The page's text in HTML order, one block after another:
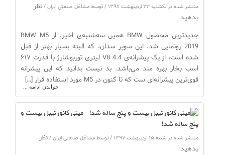
منتشر شده در یکشنبه ۲۳ اردیبهشت ۱۳۹۷ / توسط مشاغل صنعتی ایران /
نظر
بدهید
جدیدترین محصول BMW همین سه‌شنبه‌ی اخیر، از BMW M5
2019 رونمایی شد. این سوپر سدان، که البته بسیار بهتر از قبل
شده است، از یک پیشرانه‌ی V8 4.4 لیتری توربوشارژ با قدرت ۶۱۷
اسب بخار بهره مند می‌باشد. بد نیست بدانید که این پیشرانه
قوی‌ترین پیشرانه‌ای ست که تا کنون در M5 مورد استفاده قرار […]
خواندن ادامه ...
مینی کانورتیبل بیست و
پنج ساله شد!
منتشر شده در شنبه ۱۵ اردیبهشت ۱۳۹۷ / توسط مشاغل صنعتی ایران /
نظر
بدهید